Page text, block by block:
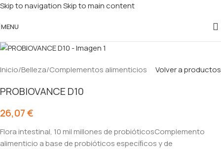
Skip to navigationSkip to main content
MENU
Inicio/Belleza/Complementos alimenticios Volver a productos
PROBIOVANCE D10
26,07€
Flora intestinal, 10 mil millones de probióticosComplemento
alimenticio a base de probióticos especíﬁcos y de